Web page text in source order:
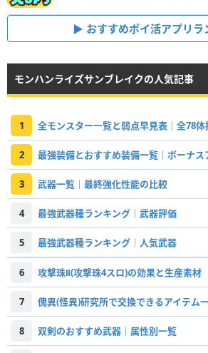
おすすめポイ活アプリラ
モンハンライズサンブレイクの人気記事
1 全モンスター一覧と弱点早見表｜全78体
2 最強装備とおすすめ装備一覧｜ボーナス
3 武器一覧｜最終強化性能の比較
4 最強武器種ランキング｜武器評価
5 最強武器種ランキング｜人気武器
6 攻撃珠Ⅱ(攻撃珠4スロ)の効果と生産素材
7 傀異(怪異)研究所で交換できるアイテム
8 双剣のおすすめ武器｜属性別一覧